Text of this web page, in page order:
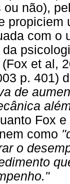
ou não),
propiciem
com o
et al,
p. 401)
de
Fox
como
o